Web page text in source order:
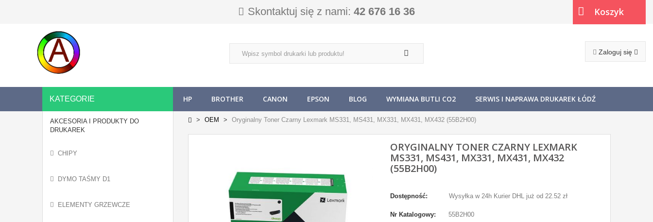
Skontaktuj się z nami: 42 676 16 36
Zaloguj się
Koszyk
KATEGORIE HP BROTHER CANON EPSON BLOG WYMIANA BUTLI CO2 SERWIS I NAPRAWA DRUKAREK ŁÓDŹ
AKCESORIA I PRODUKTY DO
DRUKAREK
CHIPY
DYMO TAŚMY D1
ELEMENTY GRZEWCZE
OEM Oryginalny Toner Czarny Lexmark MS331, MS431, MX331, MX431, MX432 (55B2H00)
ORYGINALNY TONER CZARNY LEXMARK
MS331, MS431, MX331, MX431, MX432
(55B2H00)
Dostępność: Wysyłka w 24h Kurier DHL już od 22.52 zł
Nr Katalogowy: 55B2H00